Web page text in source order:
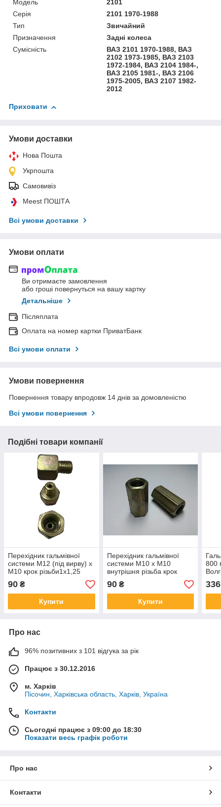
Модель
2101
Серія
2101 1970-1988
Тип
Звичайний
Призначення
Задні колеса
Сумісність
ВАЗ 2101 1970-1988, ВАЗ
2102 1973-1985, ВАЗ 2103
1972-1984, ВАЗ 2104 1984-,
ВАЗ 2105 1981-, ВАЗ 2106
1975-2005, ВАЗ 2107 1982-
2012
Приховати
Умови доставки
Нова Пошта
Укрпошта
Самовивіз
Meest ПОШТА
Всі умови доставки
Умови оплати
Ви отримаєте замовлення
або гроші повернуться на вашу картку
Детальніше
Післяплата
Оплата на номер картки ПриватБанк
Всі умови оплати
Умови повернення
Повернення товару впродовж 14 днів за домовленістю
Всі умови повернення
Подібні товари компанії
Перехідник гальмівної
системи М12 (під вирву) х
М10 крок різьби1х1,25
90 ₴
Купити
Перехідник гальмівної
системи М10 х М10
внутрішня різьба крок
різьби 1х1,25
90₴
Купити
800
336
Про нас
96% позитивних з 101 відгука за рік
Працює з 30.12.2016
м. Харків
Пісочин, Харківська область, Харків, Україна
Контакти
Сьогодні працює з 09:00 до 18:30
Показати весь графік роботи
Про нас
Контакти